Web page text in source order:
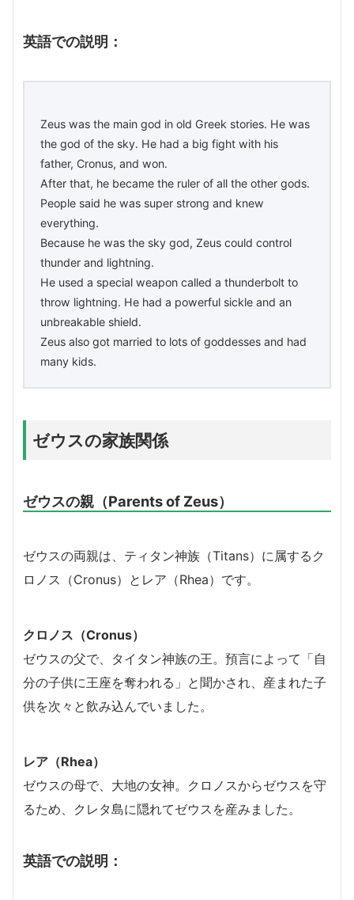
英語での説明：
Zeus was the main god in old Greek stories. He was
the god of the sky. He had a big fight with his
father, Cronus, and won.
After that, he became the ruler of all the other gods.
People said he was super strong and knew
everything.
Because he was the sky god, Zeus could control
thunder and lightning.
He used a special weapon called a thunderbolt to
throw lightning. He had a powerful sickle and an
unbreakable shield.
Zeus also got married to lots of goddesses and had
many kids.
ゼウスの家族関係
ゼウスの親（Parents of Zeus）
ゼウスの両親は、ティタン神族（Titans）に属するク
ロノス（Cronus）とレア（Rhea）です。
クロノス（Cronus）
ゼウスの父で、タイタン神族の王。預言によって「自
分の子供に王座を奪われる」と聞かされ、産まれた子
供を次々と飲み込んでいました。
レア（Rhea）
ゼウスの母で、大地の女神。クロノスからゼウスを守
るため、クレタ島に隠れてゼウスを産みました。
英語での説明：